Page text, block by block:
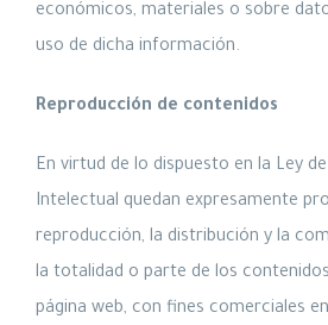
económicos, materiales o sobre
uso de dicha información.
Reproducción de contenidos
En virtud de lo dispuesto en la Ley
Intelectual quedan expresamente
reproducción, la distribución y la
la totalidad o parte de los
página web, con fines comerciales